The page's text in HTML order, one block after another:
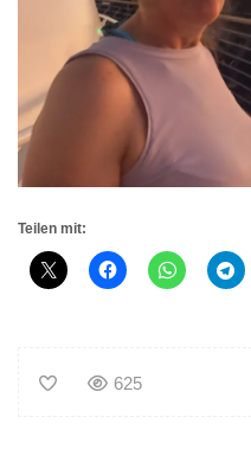
Teilen mit:
625